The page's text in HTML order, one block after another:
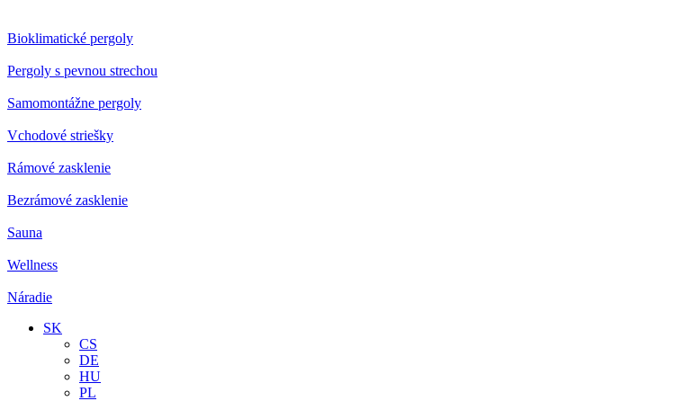
Bioklimatické pergoly
Pergoly s pevnou strechou
Samomontážne pergoly
Vchodové striešky
Rámové zasklenie
Bezrámové zasklenie
Sauna
Wellness
Náradie
SK
CS
DE
HU
PL